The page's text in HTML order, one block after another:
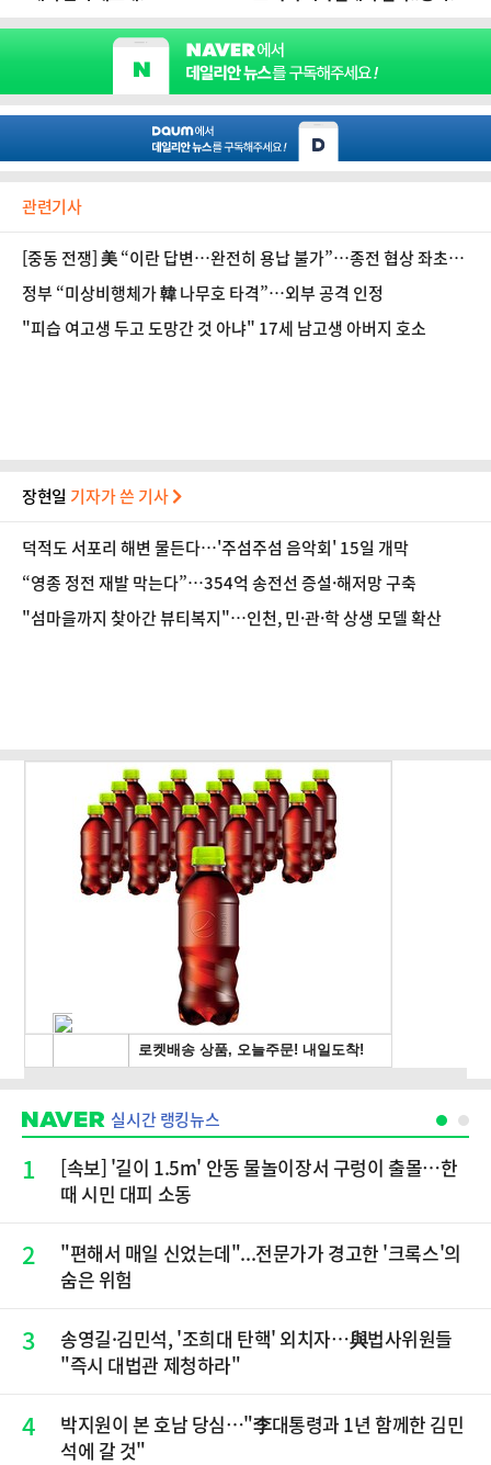
관련기사
[중동 전쟁] 美 “이란 답변…완전히 용납 불가”…종전 협상 좌초하
나
정부 “미상비행체가 韓 나무호 타격”…외부 공격 인정
"피습 여고생 두고 도망간 것 아냐" 17세 남고생 아버지 호소
장현일 기자가 쓴 기사
덕적도 서포리 해변 물든다…'주섬주섬 음악회' 15일 개막
“영종 정전 재발 막는다”…354억 송전선 증설·해저망 구축
"섬마을까지 찾아간 뷰티복지"…인천, 민·관·학 상생 모델 확산
실시간 랭킹뉴스
1
[속보] '길이 1.5m' 안동 물놀이장서 구렁이 출몰…한
때 시민 대피 소동
2
"편해서 매일 신었는데"...전문가가 경고한 '크록스'의
숨은 위험
3
송영길·김민석, '조희대 탄핵' 외치자…與법사위원들
"즉시 대법관 제청하라"
4
박지원이 본 호남 당심…"李대통령과 1년 함께한 김민
석에 갈 것"